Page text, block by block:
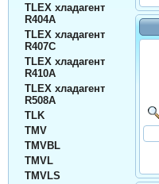
TLEX хладагент
R404A
TLEX хладагент
R407C
TLEX хладагент
R410A
TLEX хладагент
R508A
TLK
TMV
TMVBL
TMVL
TMVLS